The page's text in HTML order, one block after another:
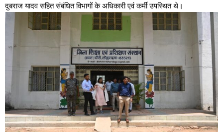
दुबराज यादव सहित संबंधित विभागों के अधिकारी एवं कर्मी उपस्थित थे।